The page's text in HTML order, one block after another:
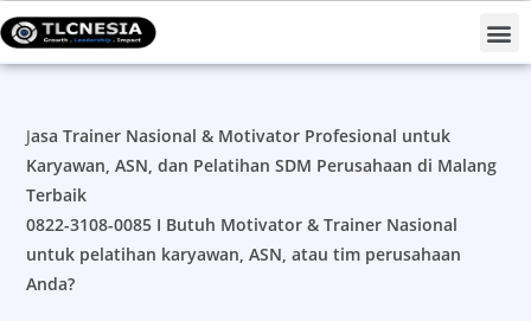
Jasa Trainer Nasional & Motivator Profesional untuk
Karyawan, ASN, dan Pelatihan SDM Perusahaan di Malang
Terbaik
0822-3108-0085 I Butuh Motivator & Trainer Nasional
untuk pelatihan karyawan, ASN, atau tim perusahaan
Anda?